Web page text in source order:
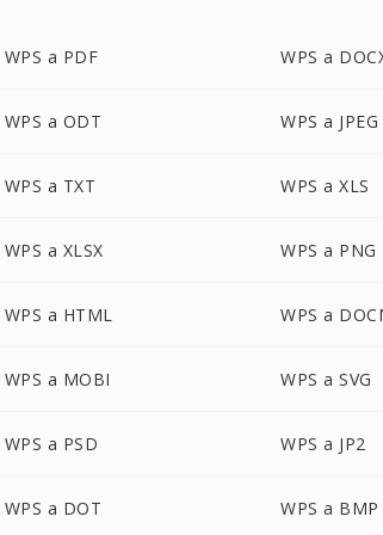
WPS a PDF WPS a
WPS a ODT WPS a JPEG
WPS a TXT WPS a XLS
WPS a XLSX WPS a PNG
WPS a HTML WPS a
WPS a MOBI WPS a SVG
WPS a PSD WPS a JP2
WPS a DOT WPS a BMP